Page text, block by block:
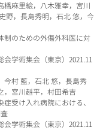
橋麻里絵，八木雅幸，宮川
野，長島秀明，石北 悠，今
制のための外傷外科医に対
会学術集会（東京）2021.11
今村 藍，石北 悠，長島秀
，宮川赳平，村田希吉
受け入れ病院における、
会学術集会（東京）2021.11